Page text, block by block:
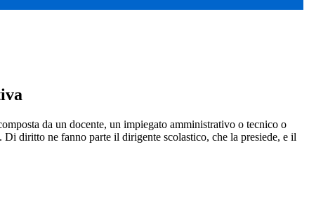
da un docente, un impiegato amministrativo o tecnico o
diritto ne fanno parte il dirigente scolastico, che la presiede, e il